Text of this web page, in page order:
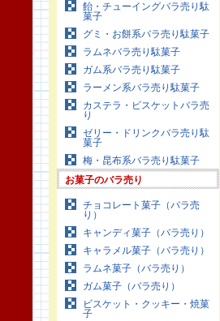
飴・チューイングバラ売り駄
菓子
グミ・お餅系バラ売り駄菓子
ラムネバラ売り駄菓子
ガム系バラ売り駄菓子
ラーメン系バラ売り駄菓子
カステラ・ビスケットバラ売
り
ゼリー・ドリンクバラ売り駄
菓子
梅・昆布系バラ売り駄菓子
お菓子のバラ売り
チョコレート菓子（バラ売
り）
キャンディ菓子（バラ売り）
キャラメル菓子（バラ売り）
ラムネ菓子（バラ売り）
ガム菓子（バラ売り）
ビスケット・クッキー・焼菓
子